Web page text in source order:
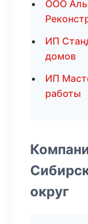
ООО
ИП
домов
ИП
работы
округ